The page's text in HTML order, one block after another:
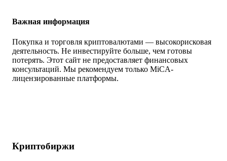
Важная информация
Покупка и торговля криптовалютами — высокорисковая
деятельность. Не инвестируйте больше, чем готовы
потерять. Этот сайт не предоставляет финансовых
консультаций. Мы рекомендуем только MiCA-
лицензированные платформы.
Криптобиржи